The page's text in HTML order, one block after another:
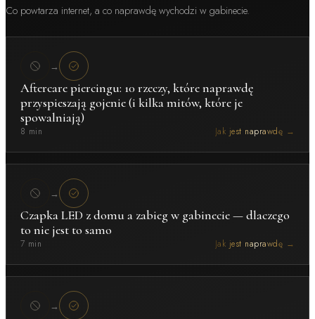
Co powtarza internet, a co naprawdę wychodzi w gabinecie.
→
Aftercare piercingu: 10 rzeczy, które naprawdę
przyspieszają gojenie (i kilka mitów, które je
spowalniają)
8 min Jak jest naprawdę →
→
Czapka LED z domu a zabieg w gabinecie — dlaczego
to nie jest to samo
7 min Jak jest naprawdę →
→